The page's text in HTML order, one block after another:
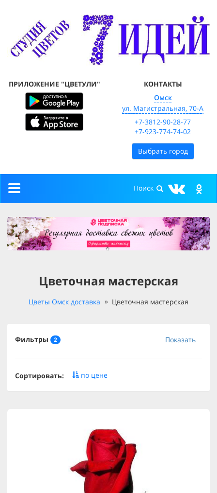
ПРИЛОЖЕНИЕ "ЦВЕТУЛИ"
КОНТАКТЫ
Омск
ул. Магистральная, 70-А
+7-3812-90-28-77
+7-923-774-74-02
Выбрать город
Toggle
Цветочная мастерская
Цветы Омск доставка Цветочная мастерская
Фильтры 2 Показать
Сортировать: по цене